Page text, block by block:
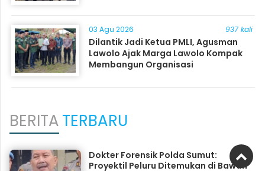
03 Agu 2026 937 kali
Dilantik Jadi Ketua PMLI, Agusman
Lawolo Ajak Marga Lawolo Kompak
Membangun Organisasi
BERITATERBARU
Dokter Forensik Polda Sumut:
Proyektil Peluru Ditemukan di Bawah